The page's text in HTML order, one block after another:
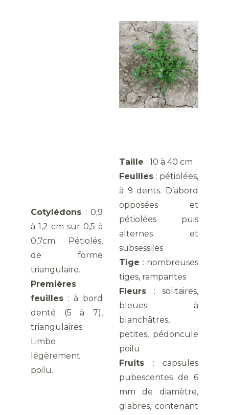
Cotylédons : 0,9
à 1,2 cm sur 0,5 à
0,7cm. Pétiolés,
de forme
triangulaire.
Premières
feuilles : à bord
denté (5 à 7),
triangulaires.
Limbe
légèrement
poilu.
Taille : 10 à 40 cm
Feuilles : pétiolées,
à 9 dents. D’abord
opposées et
pétiolées puis
alternes et
subsessiles
Tige : nombreuses
tiges, rampantes
Fleurs : solitaires,
bleues à
blanchâtres,
petites, pédoncule
poilu
Fruits : capsules
pubescentes de 6
mm de diamètre,
glabres, contenant